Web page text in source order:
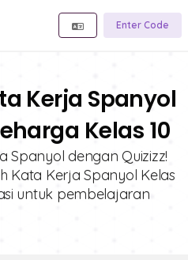
Enter Code
Kerja Spanyol
Kelas 10
Spanyol dengan Quizizz!
Kata Kerja Spanyol Kelas
untuk pembelajaran